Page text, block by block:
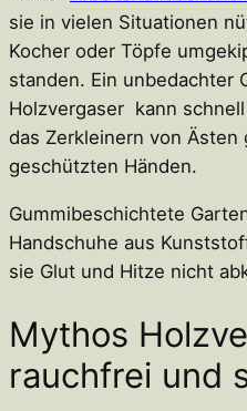
sie in vielen Situationen
Kocher oder Töpfe
standen. Ein unbedachter
Holzvergaser kann
das Zerkleinern von
geschützten Händen.
Gummibeschichtete
Handschuhe aus
sie Glut und Hitze nicht
Mythos
rauchfrei und